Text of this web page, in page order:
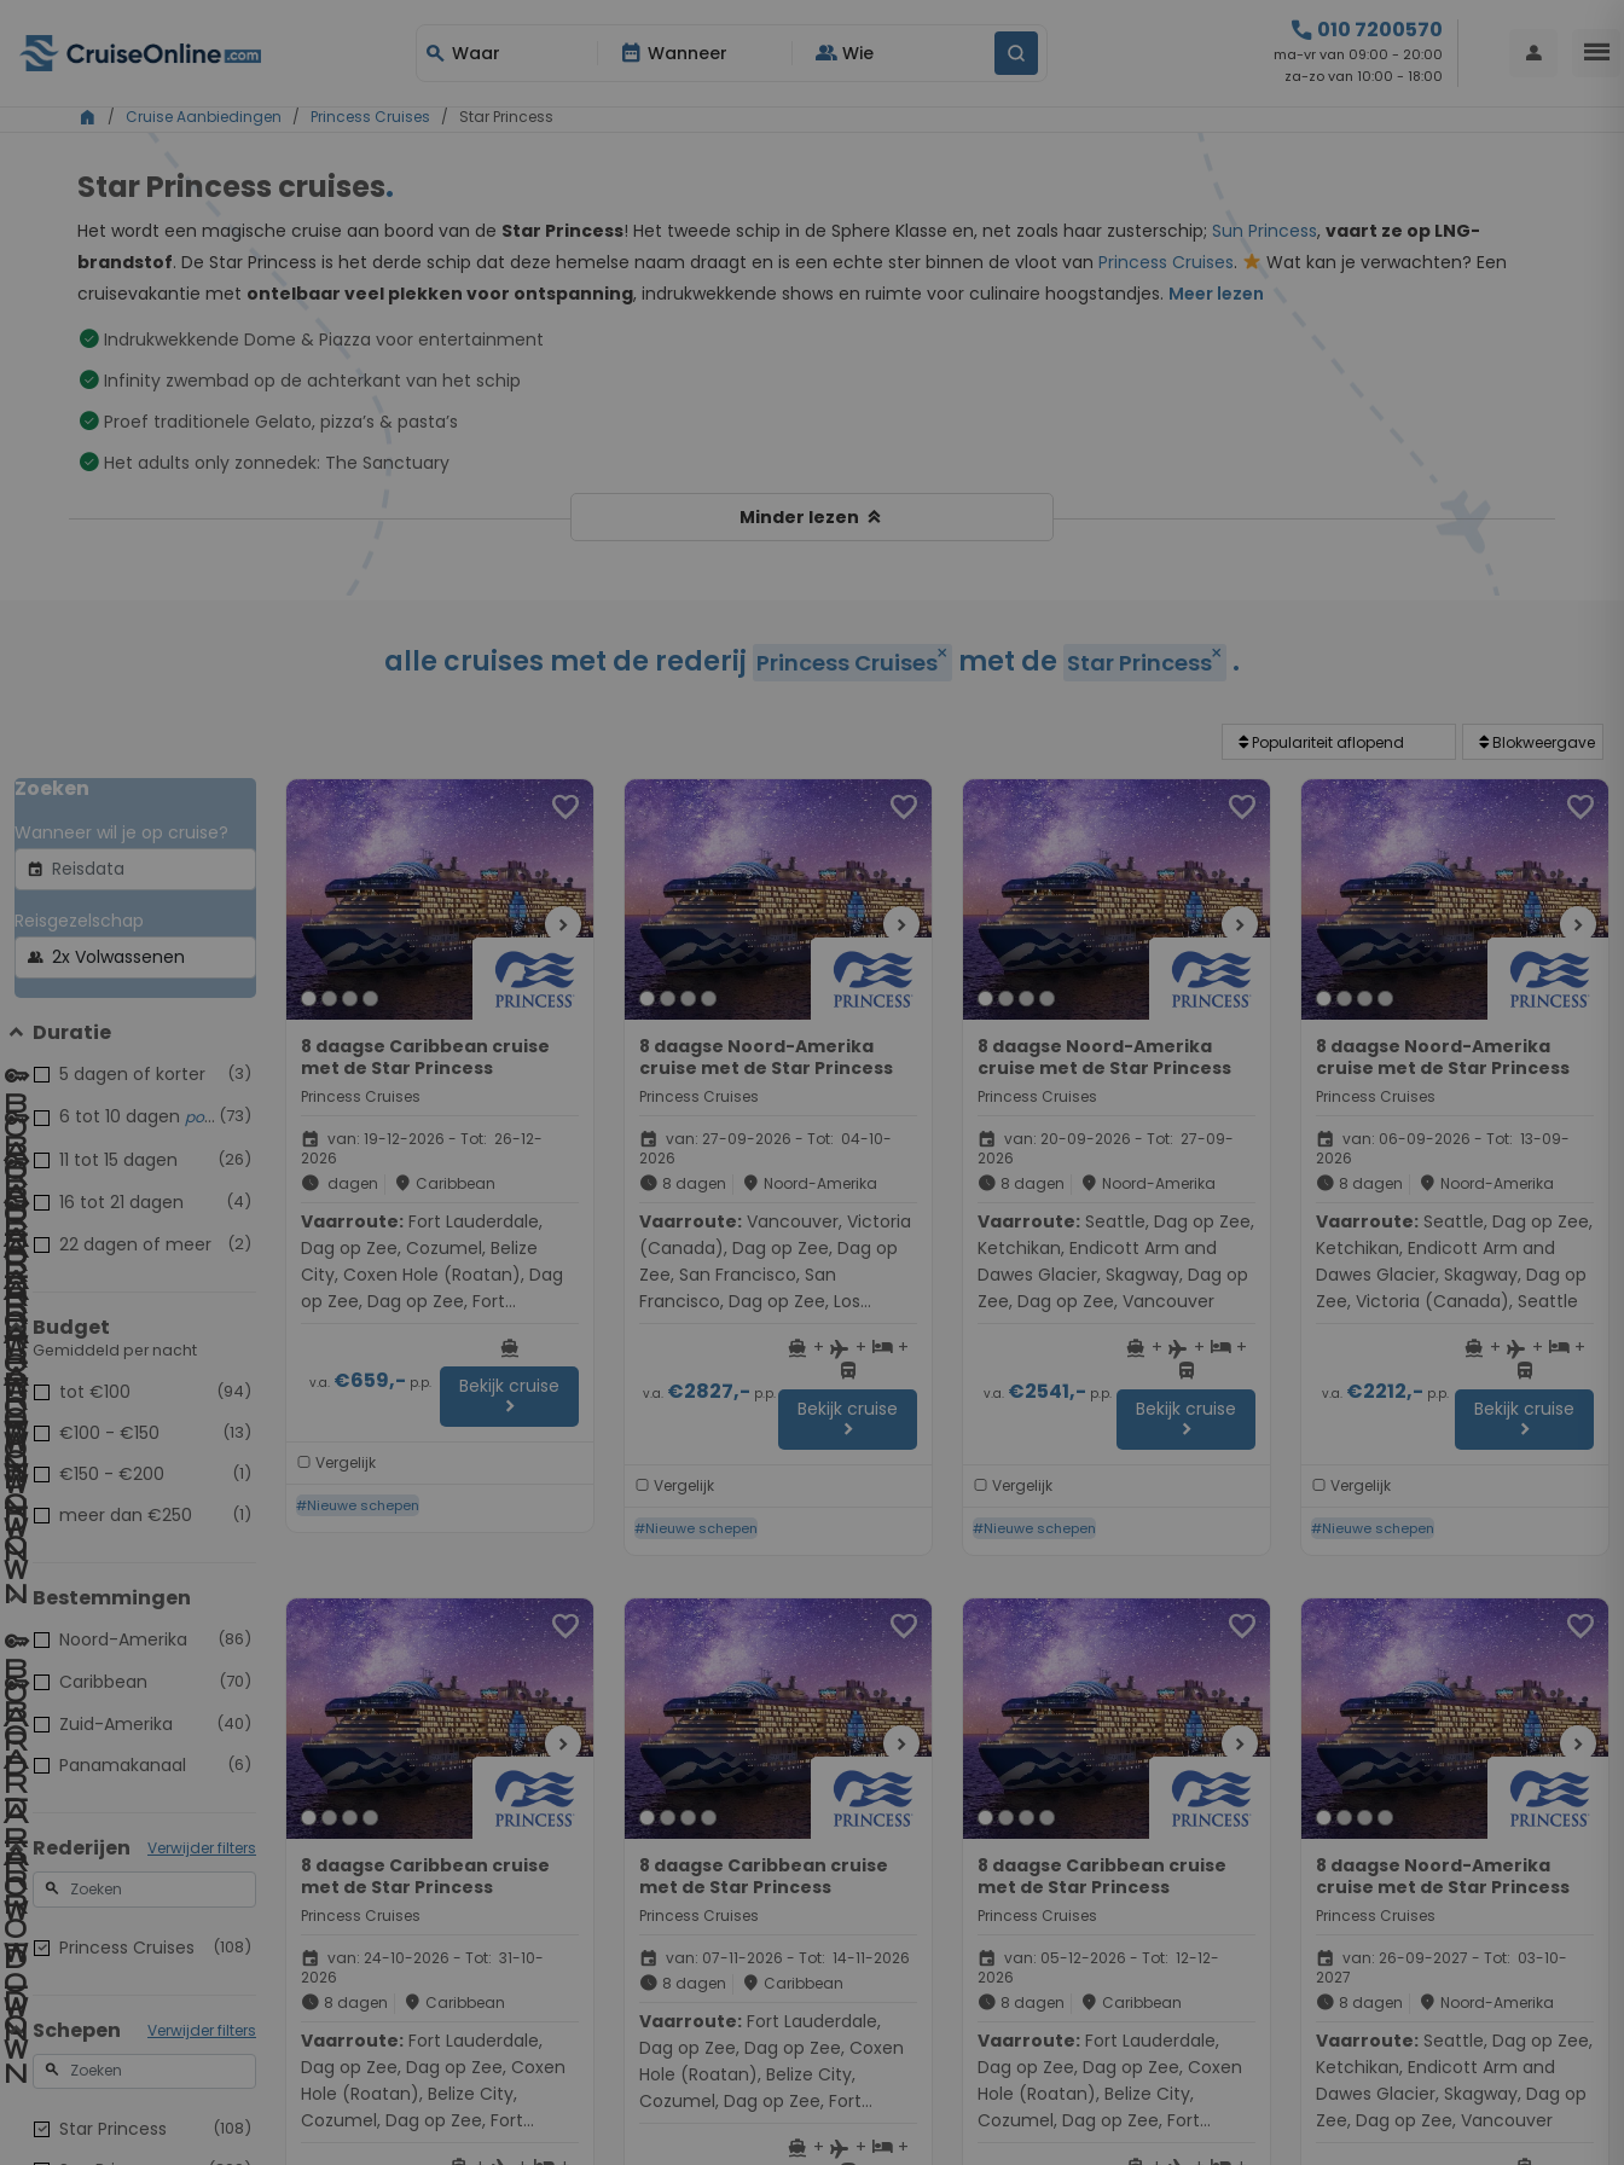
search Waar date_range Wanneer group Wie
call 010 7200570
ma-vr van 09:00 - 20:00
za-zo van 10:00 - 18:00
person menu
home / Cruise Aanbiedingen / Princess Cruises / Star Princess
Star Princess cruises.
Het wordt een magische cruise aan boord van de Star Princess! Het tweede schip in de Sphere Klasse en, net zoals haar zusterschip; Sun Princess, vaart ze op LNG-
brandstof. De Star Princess is het derde schip dat deze hemelse naam draagt en is een echte ster binnen de vloot van Princess Cruises.
Wat kan je verwachten? Een
cruisevakantie met ontelbaar veel plekken voor ontspanning, indrukwekkende shows en ruimte voor culinaire hoogstandjes. Meer lezen
check_circle Indrukwekkende Dome & Piazza voor entertainment
check_circle Infinity zwembad op de achterkant van het schip
check_circle Proef traditionele Gelato, pizza’s & pasta’s
check_circle Het adults only zonnedek: The Sanctuary
Minder lezen keyboard_double_arrow_up
alle cruises met de rederij Princess Cruisesclose met de Star Princessclose .
Zoeken
Wanneer wil je op cruise?
event
Reisgezelschap
group
Duratie
(3)
5 dagen of korter
(73)
6 tot 10 dagen populair
(26)
11 tot 15 dagen
(4)
16 tot 21 dagen
(2)
22 dagen of meer
Budget
Gemiddeld per nacht
(94)
tot €100
(13)
€100 - €150
(1)
€150 - €200
(1)
meer dan €250
Bestemmingen
(86)
Noord-Amerika
(70)
Caribbean
(40)
Zuid-Amerika
(6)
Panamakanaal
Rederijen Verwijder filters
search
(108)
Princess Cruises
Schepen Verwijder filters
search
(108)
Star Princess
favorite
chevron_right
8 daagse Caribbean cruise
met de Star Princess
Princess Cruises
event van: 19-12-2026 - Tot: 26-12-
2026
schedule dagen place Caribbean
Vaarroute:
Dag op Zee, Cozumel, Belize
City, Coxen Hole (Roatan), Dag
op Zee, Dag op Zee, Fort
v.a. €659,- p.p.
directions_boat
Bekijk cruise
chevron_right
Vergelijk
#Nieuwe schepen
favorite
chevron_right
8 daagse Noord-Amerika
cruise met de Star Princess
Princess Cruises
event van: 27-09-2026 - Tot: 04-10-
2026
schedule 8 dagen place Noord-Amerika
Vaarroute:
(Canada), Dag op Zee, Dag op
Zee, San Francisco, San
Francisco, Dag op Zee, Los
v.a.€2827,- p.p.
directions_boat + flight + hotel +
directions_bus
Bekijk cruise
chevron_right
Vergelijk
#Nieuwe schepen
favorite
chevron_right
8 daagse Noord-Amerika
cruise met de Star Princess
Princess Cruises
event van: 20-09-2026 - Tot: 27-09-
2026
schedule 8 dagen place Noord-Amerika
Vaarroute:
Ketchikan, Endicott Arm and
Dawes Glacier, Skagway, Dag op
Zee, Dag op Zee, Vancouver
v.a.€2541,- p.p.
directions_boat + flight + hotel +
directions_bus
Bekijk cruise
chevron_right
Vergelijk
#Nieuwe schepen
favorite
chevron_right
8 daagse Noord-Amerika
cruise met de Star Princess
Princess Cruises
event van: 06-09-2026 - Tot: 13-09-
2026
schedule 8 dagen place Noord-Amerika
Vaarroute:
Ketchikan, Endicott Arm and
Dawes Glacier, Skagway, Dag op
Zee, Victoria (Canada), Seattle
v.a. €2212,- p.p.
directions_boat + flight + hotel +
directions_bus
Bekijk cruise
chevron_right
Vergelijk
#Nieuwe schepen
favorite
chevron_right
8 daagse Caribbean cruise
met de Star Princess
Princess Cruises
event van: 24-10-2026 - Tot: 31-10-
2026
schedule 8 dagen place Caribbean
Vaarroute:
Dag op Zee, Dag op Zee, Coxen
Hole (Roatan), Belize City,
Cozumel, Dag op Zee, Fort
favorite
chevron_right
8 daagse Caribbean cruise
met de Star Princess
Princess Cruises
event van: 07-11-2026 - Tot: 14-11-2026
schedule 8 dagen place Caribbean
Vaarroute:
Dag op Zee, Dag op Zee, Coxen
Hole (Roatan), Belize City,
Cozumel, Dag op Zee, Fort
directions_boat + flight + hotel +
favorite
chevron_right
8 daagse Caribbean cruise
met de Star Princess
Princess Cruises
event van: 05-12-2026 - Tot: 12-12-
2026
schedule 8 dagen place Caribbean
Vaarroute:
Dag op Zee, Dag op Zee, Coxen
Hole (Roatan), Belize City,
Cozumel, Dag op Zee, Fort
favorite
chevron_right
8 daagse Noord-Amerika
cruise met de Star Princess
Princess Cruises
event van: 26-09-2027 - Tot: 03-10-
2027
schedule 8 dagen place Noord-Amerika
Vaarroute:
Ketchikan, Endicott Arm and
Dawes Glacier, Skagway, Dag op
Zee, Dag op Zee, Vancouver